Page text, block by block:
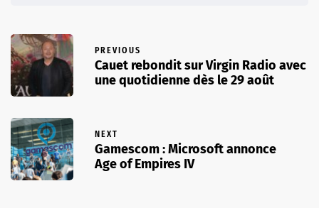
PREVIOUS
Cauet rebondit sur Virgin Radio avec
une quotidienne dès le 29 août
NEXT
Gamescom : Microsoft annonce
Age of Empires IV